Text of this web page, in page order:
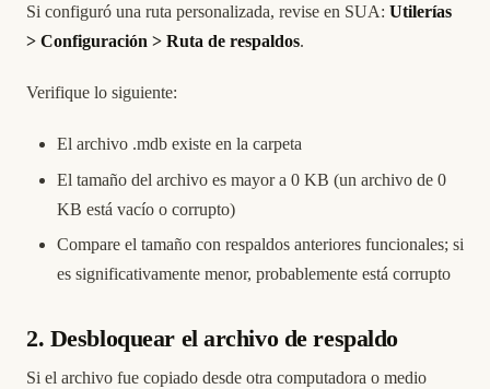
Si configuró una ruta personalizada, revise en SUA: Utilerías
> Configuración > Ruta de respaldos.
Verifique lo siguiente:
El archivo .mdb existe en la carpeta
El tamaño del archivo es mayor a 0 KB (un archivo de 0
KB está vacío o corrupto)
Compare el tamaño con respaldos anteriores funcionales; si
es significativamente menor, probablemente está corrupto
2. Desbloquear el archivo de respaldo
Si el archivo fue copiado desde otra computadora o medio